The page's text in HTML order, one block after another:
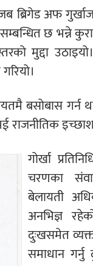
ब्रिगेड अफ
छ भन्ने
मुद्दा
बसोबास गर्न
राजनीतिक
गोर्खा
चरणका
बेलायती
अनभिज्ञ
दुःखसमेत
समाधान